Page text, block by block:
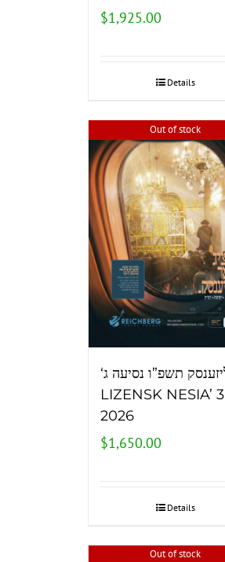
$1,925.00
Details
Out of stock
‘ליזענסק תשפ”ו נסיעה ג
LIZENSK NESIA’ 3
2026
$1,650.00
Details
Out of stock